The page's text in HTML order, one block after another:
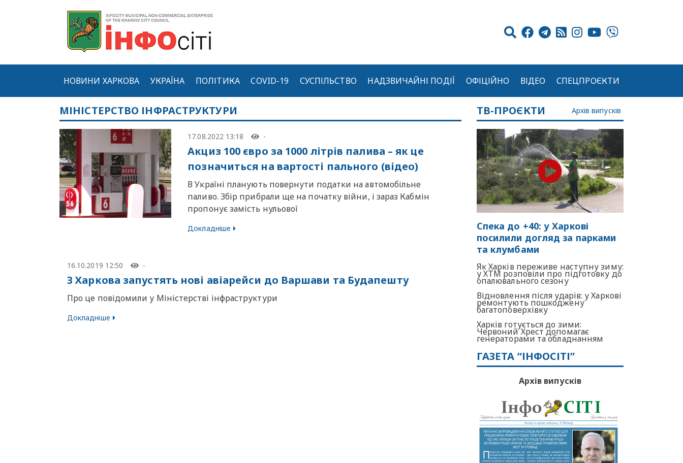
НОВИНИ ХАРКОВА УКРАЇНА ПОЛІТИКА COVID-19 СУСПІЛЬСТВО НАДЗВИЧАЙНІ ПОДІЇ ОФІЦІЙНО ВІДЕО СПЕЦПРОЄКТИ
МІНІСТЕРСТВО ІНФРАСТРУКТУРИ
17.08.2022 13:18 -
Акциз 100 євро за 1000 літрів палива – як це
позначиться на вартості пального (відео)
В Україні планують повернути податки на автомобільне
паливо. Збір прибрали ще на початку війни, і зараз Кабмін
пропонує замість нульової
Докладніше
16.10.2019 12:50 -
З Харкова запустять нові авіарейси до Варшави та Будапешту
Про це повідомили у Міністерстві інфраструктури
Докладніше
ТВ-ПРОЄКТИ Архів випусків
Спека до +40: у Харкові
посилили догляд за парками
та клумбами
Як Харків переживе наступну зиму:
у ХТМ розповіли про підготовку до
опалювального сезону
Відновлення після ударів: у Харкові
ремонтують пошкоджену
багатоповерхівку
Харків готується до зими:
Червоний Хрест допомагає
генераторами та обладнанням
ГАЗЕТА “ІНФОСІТІ”
Архів випусків